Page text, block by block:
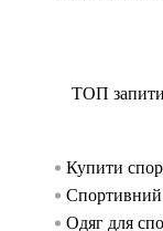
ТОП запити
Купити
Спортивний
Одяг для